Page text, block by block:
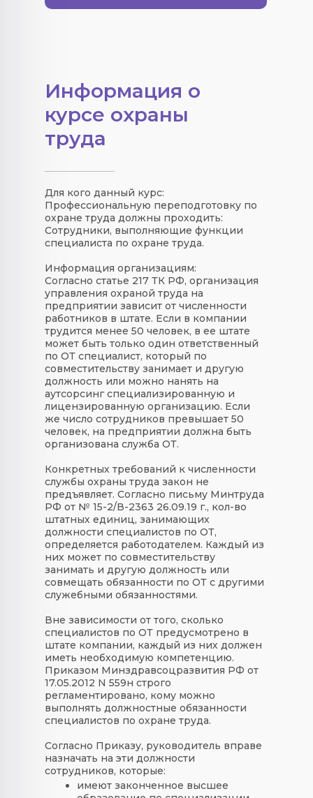
Информация о
курсе охраны
труда
Для кого данный курс:
Профессиональную переподготовку по
охране труда должны проходить:
Сотрудники, выполняющие функции
специалиста по охране труда.
Информация организациям:
Согласно статье 217 ТК РФ, организация
управления охраной труда на
предприятии зависит от численности
работников в штате. Если в компании
трудится менее 50 человек, в ее штате
может быть только один ответственный
по ОТ специалист, который по
совместительству занимает и другую
должность или можно нанять на
аутсорсинг специализированную и
лицензированную организацию. Если
же число сотрудников превышает 50
человек, на предприятии должна быть
организована служба ОТ.
Конкретных требований к численности
службы охраны труда закон не
предъявляет. Согласно письму Минтруда
РФ от № 15-2/В-2363 26.09.19 г., кол-во
штатных единиц, занимающих
должности специалистов по ОТ,
определяется работодателем. Каждый из
них может по совместительству
занимать и другую должность или
совмещать обязанности по ОТ с другими
служебными обязанностями.
Вне зависимости от того, сколько
специалистов по ОТ предусмотрено в
штате компании, каждый из них должен
иметь необходимую компетенцию.
Приказом Минздравсоцразвития РФ от
17.05.2012 N 559н строго
регламентировано, кому можно
выполнять должностные обязанности
специалистов по охране труда.
Согласно Приказу, руководитель вправе
назначать на эти должности
сотрудников, которые:
имеют законченное высшее